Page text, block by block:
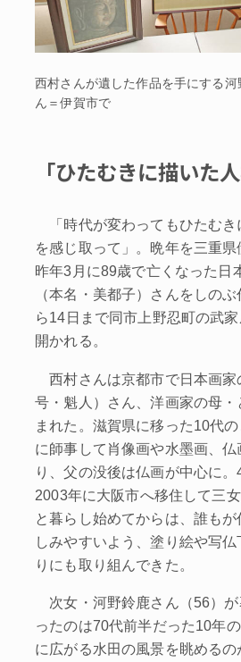
西村さんが遺した作品を手にする河
ん＝伊賀市で
「ひたむきに描いた
「時代が変わってもひたむき
を感じ取って」。晩年を三重県
昨年3月に89歳で亡くなった日
（本名・美都子）さんをしの
ら14日まで同市上野忍町の武
開かれる。
西村さんは京都市で日本画家
号・魁人）さん、洋画家の母
まれた。滋賀県に移った10代
に師事して肖像画や水墨画、
り、父の没後は仏画が中心に。
2003年に大阪市へ移住して三
と暮らし始めてからは、誰も
しみやすいよう、塗り絵や写
りにも取り組んできた。
次女・河野鈴鹿さん（56）
ったのは70代前半だった10年
に広がる水田の風景を眺めるの